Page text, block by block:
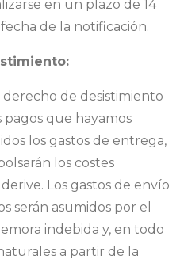
en un plazo de 14
de la notificación.
de desistimiento
pagos que hayamos
los gastos de entrega,
los costes
Los gastos de envío
serán asumidos por el
indebida y, en todo
a partir de la